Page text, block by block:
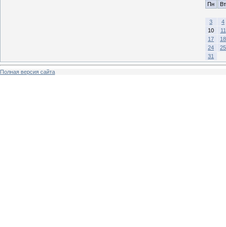
Пн
Вт
3
4
10
11
17
18
24
25
31
Полная версия сайта